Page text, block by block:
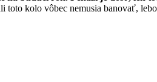
kolo vôbec nemusia banovať,